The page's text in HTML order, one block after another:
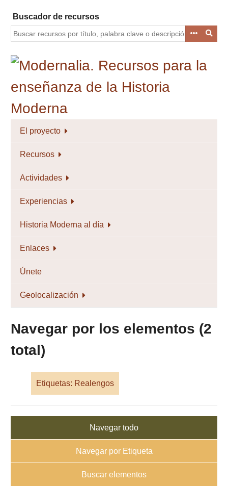
contenido
principal
Buscador de recursos
El proyecto
Recursos
Actividades
Experiencias
Historia Moderna al día
Enlaces
Únete
Geolocalización
Navegar por los elementos (2
total)
Etiquetas: Realengos
Navegar todo
Navegar por Etiqueta
Buscar elementos